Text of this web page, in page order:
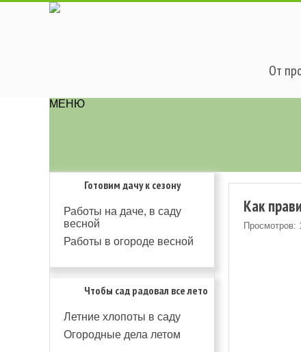
От
МЕНЮ
Готовим дачу к сезону
Работы на даче, в саду
весной
Работы в огороде весной
Чтобы сад радовал все лето
Летние хлопоты в саду
Огородные дела летом
Как
Просмотров: